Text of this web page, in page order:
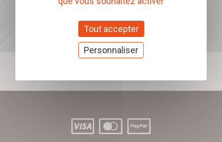
Offrez nos chèques
cadeaux
J'offre des chèques cadeaux
Tout accepter
Personnaliser